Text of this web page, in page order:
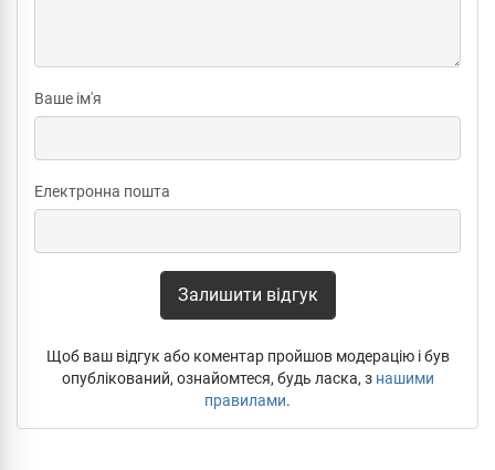
Ваше ім'я
Електронна пошта
Залишити відгук
Щоб ваш відгук або коментар пройшов модерацію і був
опублікований, ознайомтеся, будь ласка, з нашими
правилами.